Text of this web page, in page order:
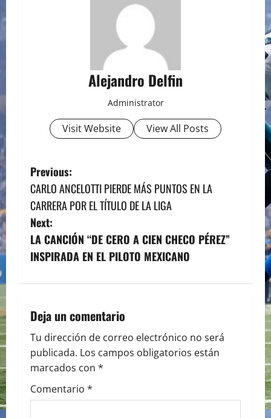
Alejandro Delfin
Administrator
Visit Website View All Posts
P
o
s
t
v
i
g
a
Previous:
CARLO ANCELOTTI PIERDE MÁS PUNTOS EN LA
CARRERA POR EL TÍTULO DE LA LIGA
Next:
LA CANCIÓN “DE CERO A CIEN CHECO PÉREZ”
INSPIRADA EN EL PILOTO MEXICANO
Deja un comentario
Tu dirección de correo electrónico no será
publicada. Los campos obligatorios están
marcados con *
Comentario *